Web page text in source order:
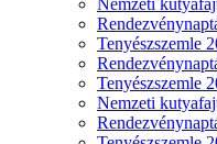
Nemzeti
Tenyészszemle
Tenyészszemle
Nemzeti